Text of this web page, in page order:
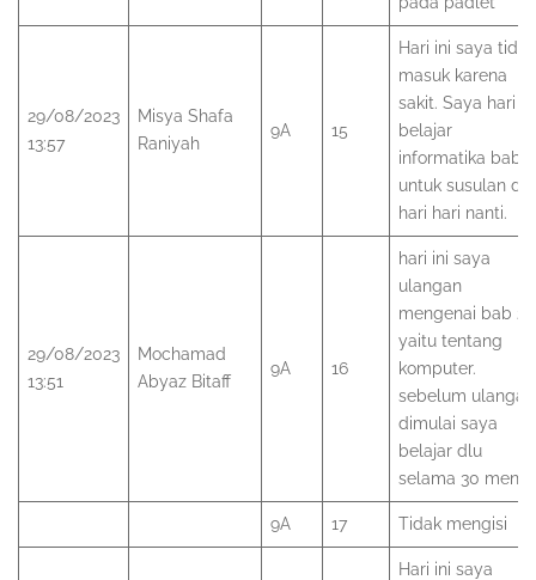
29/08/2023
13:57
Misya Shafa
Raniyah
9A 15
Hari ini saya tidak
masuk karena
sakit. Saya hari ini
belajar
informatika bab 2
untuk susulan di
hari hari nanti.
29/08/2023
13:51
Mochamad
Abyaz Bitaff
9A 16
hari ini saya
ulangan
mengenai bab 2
yaitu tentang
komputer.
sebelum ulangan
dimulai saya
belajar dlu
selama 30 menit.
9A 17 Tidak mengisi
Hari ini saya